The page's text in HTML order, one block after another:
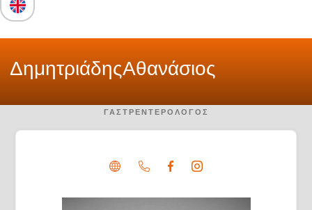
ΔημητριάδηςΑθανάσιος
ΓΑΣΤΡΕΝΤΕΡΟΛΌΓΟΣ